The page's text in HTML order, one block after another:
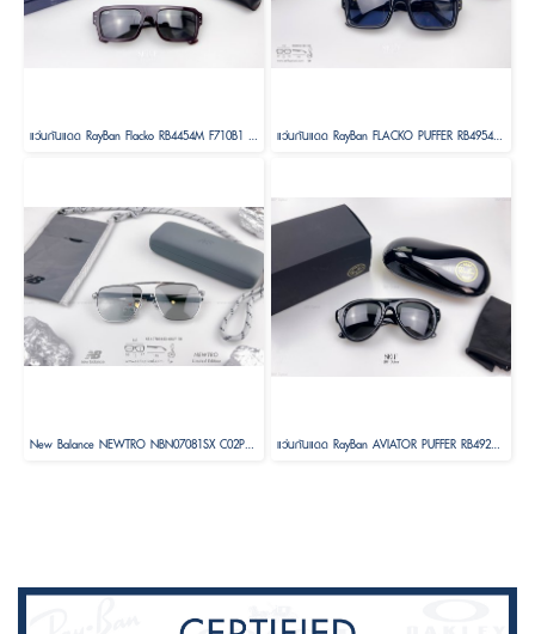
แว่นกันแดด RayBan Flacko RB4454M F710B1 SCUDERIA FERRARI COLLECTION Size 56 ( LEWIS HAMILTON 44 DRIVER SPECIAL EDITION) แว่นกันแดด RayBan FLACKO PUFFER RB4954 601/80 Size 54 by A$AP ASAP Rocky
New Balance NEWTRO NBN07081SX C02P Size 58 ( Limited Edition ) แว่นกันแดด RayBan AVIATOR PUFFER RB4925 601/8752 Size 52 by A$AP ASAP Rocky ( RayBan Janie Blackpink )